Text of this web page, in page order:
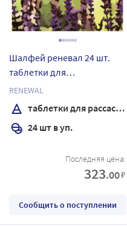
Шалфей реневал 24 шт.
таблетки для
рассасывания массой 1160
мг
RENEWAL
таблетки для рассасывания
24 шт в уп.
Последняя цена:
323.00₽
Сообщить о поступлении